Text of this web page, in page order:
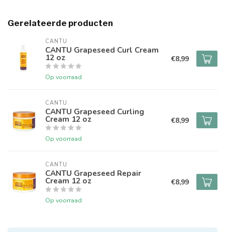
Gerelateerde producten
CANTU
CANTU Grapeseed Curl Cream
12 oz
Op voorraad
€8,99
CANTU
CANTU Grapeseed Curling
Cream 12 oz
Op voorraad
€8,99
CANTU
CANTU Grapeseed Repair
Cream 12 oz
Op voorraad
€8,99